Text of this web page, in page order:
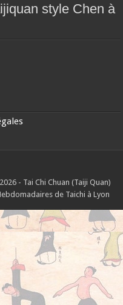
style Chen à
- Tai Chi Chuan (Taiji Quan)
de Taichi à Lyon